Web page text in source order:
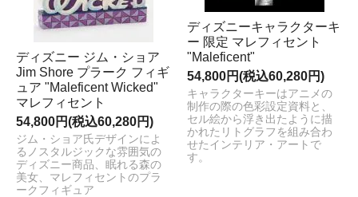
ディズニー ジム・ショア
Jim Shore プラーク フィギ
ュア "Maleficent Wicked"
マレフィセント
54,800円(税込60,280円)
ジム・ショア氏デザインによ
るノスタルジックな雰囲気の
ディズニー商品、眠れる森の
美女、マレフィセントのプラ
ークフィギュア
ディズニーキャラクターキ
ー 限定 マレフィセント
"Maleficent"
54,800円(税込60,280円)
キャラクターキーはアニメの
制作の際の色彩設定資料と、
セル絵から浮き出たように描
かれたリトグラフを組み合わ
せたインテリア・アートで
す。